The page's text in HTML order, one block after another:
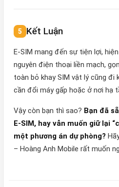
Kết Luận
E-SIM mang đến sự tiện lợi,
nguyên điện thoại liền mạch,
toàn bỏ khay SIM vật lý cũng đi
cần đổi máy gấp hoặc ở nơi hạ
Vậy còn bạn thì sao? Bạn đã
E-SIM, hay vẫn muốn giữ lại
một phương án dự phòng?
– Hoàng Anh Mobile rất muốn